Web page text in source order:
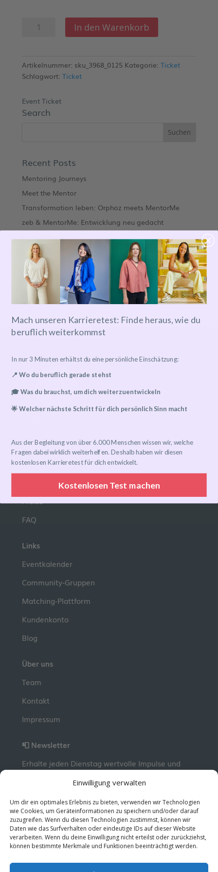
Einwilligung verwalten
Um dir ein optimales Erlebnis zu bieten, verwenden wir Technologien
wie Cookies, um Geräteinformationen zu speichern und/oder darauf
zuzugreifen. Wenn du diesen Technologien zustimmst, können wir
Daten wie das Surfverhalten oder eindeutige IDs auf dieser Website
verarbeiten. Wenn du deine Einwilligung nicht erteilst oder zurückziehst,
können bestimmte Merkmale und Funktionen beeinträchtigt werden.
Ticket:Matching
In den Warenkorb
Artikelnummer: sku_3968_0125 Kategorie: Ticket
Schlagwort: Ticket
Event Ticket
Search
Recent Posts
Mentoring Journeys
Meet the Mentor
Transformation leben: Orphoz meets MentorMe
zeb & MentorMe: Entwicklung neu gedacht
Categories
Unkategorisiert
Mentoring-Programm
Mentor*in finden
Preise
FAQ
Links
Eventkalender
Community-Gruppen
Matching-Plattform
Kundenkonto
Blog
Über uns
Team
Kontakt
Impressum
📮 Newsletter
Erhalte jeden Dienstag wertvolle Impulse und
kostenlos abonnieren!
© 2026 MentorMe. Alle Rechte vorbehalten.
Datenschutz
AGBs
Mach unseren Karrieretest: Finde heraus, wie du
beruflich weiterkommst
In nur 3 Minuten erhältst du eine persönliche Einschätzung:
📍 Wo du beruflich gerade stehst
🎓 Was du brauchst, um dich weiterzuentwickeln
🌟 Welcher nächste Schritt für dich persönlich Sinn macht
Aus der Begleitung von über 6.000 Menschen wissen wir, welche
Fragen dabei wirklich weiterhelfen. Deshalb haben wir diesen
kostenlosen Karrieretest für dich entwickelt.
Kostenlosen Test machen